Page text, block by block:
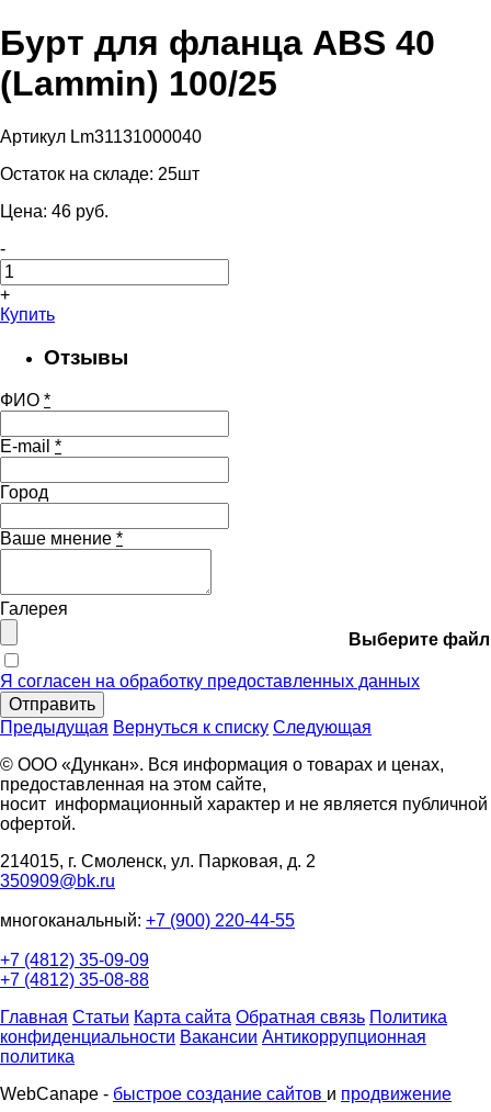
Бурт для фланца ABS 40
(Lammin) 100/25
Артикул Lm31131000040
Остаток на складе: 25шт
Цена: 46 pуб.
-
+
Купить
Отзывы
ФИО *
E-mail *
Город
Ваше мнение *
Галерея
Выберите файл
Я согласен на обработку предоставленных данных
Отправить
Предыдущая Вернуться к списку Следующая
© ООО «Дункан». Вся информация о товарах и ценах,
предоставленная на этом сайте,
носит информационный характер и не является публичной
офертой.
214015, г. Смоленск, ул. Парковая, д. 2
350909@bk.ru
многоканальный: +7 (900) 220-44-55
+7 (4812) 35-09-09
+7 (4812) 35-08-88
Главная Статьи Карта сайта Обратная связь Политика
конфиденциальности Вакансии Антикоррупционная
политика
WebCanape - быстрое создание сайтов и продвижение